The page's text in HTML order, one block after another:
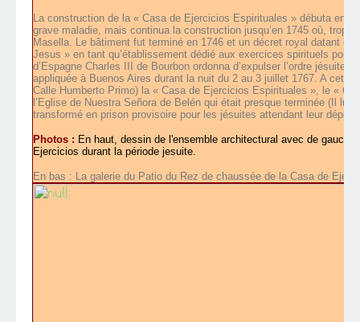
La construction de la « Casa de Ejercicios Espirituales » débuta en
grave maladie, mais continua la construction jusqu’en 1745 où, trop
Masella. Le bâtiment fut terminé en 1746 et un décret royal datant
Jesus » en tant qu’établissement dédié aux exercices spirituels pour
d’Espagne Charles III de Bourbon ordonna d’expulser l’ordre jésuite
appliquée à Buenos Aires durant la nuit du 2 au 3 juillet 1767. A
Calle Humberto Primo) la « Casa de Ejercicios Espirituales », le «
l’Eglise de Nuestra Señora de Belén qui était presque terminée (Il
transformé en prison provisoire pour les jésuites attendant leur
Photos : En haut, dessin de l'ensemble architectural avec de
Ejercicios durant la période jesuite.
En bas : La galerie du Patio du Rez de chaussée de la Casa de